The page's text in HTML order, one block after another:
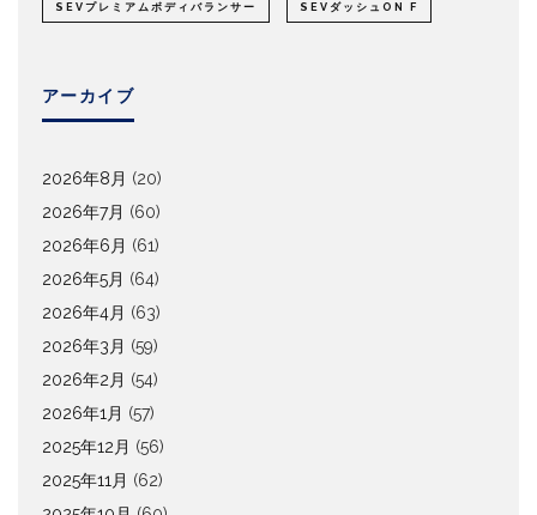
SEVプレミアムボディバランサー SEVダッシュON F
アーカイブ
2026年8月 (20)
2026年7月 (60)
2026年6月 (61)
2026年5月 (64)
2026年4月 (63)
2026年3月 (59)
2026年2月 (54)
2026年1月 (57)
2025年12月 (56)
2025年11月 (62)